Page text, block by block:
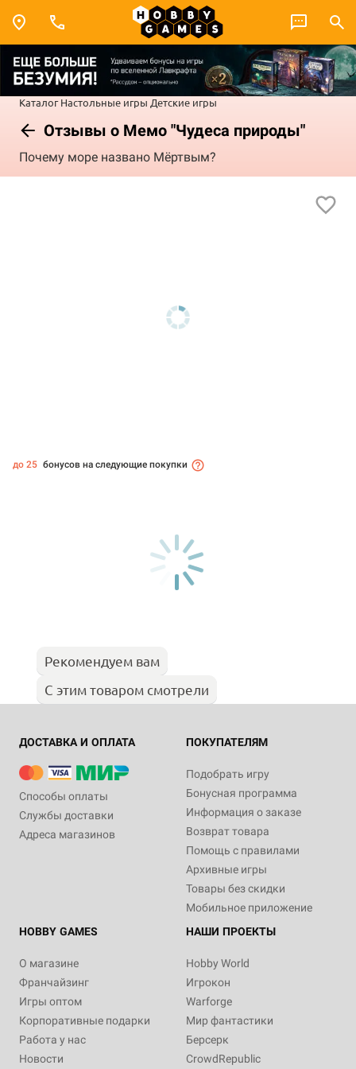
Каталог Настольные игры Детские игры
Отзывы о Мемо "Чудеса природы"
Почему море названо Мёртвым?
до 25 бонусов на следующие покупки
Рекомендуем вам
С этим товаром смотрели
ДОСТАВКА И ОПЛАТА
Способы оплаты
Службы доставки
Адреса магазинов
ПОКУПАТЕЛЯМ
Подобрать игру
Бонусная программа
Информация о заказе
Возврат товара
Помощь с правилами
Архивные игры
Товары без скидки
Мобильное приложение
HOBBY GAMES
О магазине
Франчайзинг
Игры оптом
Корпоративные подарки
Работа у нас
Новости
НАШИ ПРОЕКТЫ
Hobby World
Игрокон
Warforge
Мир фантастики
Берсерк
CrowdRepublic